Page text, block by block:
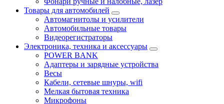
Товары для автомобилей
Автомагнитолы и усилители
Автомобильные товары
Видеорегистраторы
Электроника, техника и аксессуары
POWER BANK
Адаптеры и зарядные устройства
Весы
Кабели, сетевые шнуры, wifi
Мелкая бытовая техника
Микрофоны